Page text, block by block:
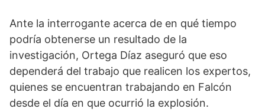
Ante la interrogante acerca de en qué tiempo
podría obtenerse un resultado de la
investigación, Ortega Díaz aseguró que eso
dependerá del trabajo que realicen los expertos,
quienes se encuentran trabajando en Falcón
desde el día en que ocurrió la explosión.